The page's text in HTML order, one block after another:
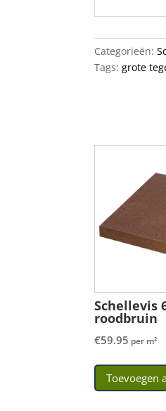
Categorieën:
Tags:grote
Schellevis
roodbruin
€59.95 per m²
Toevoegen